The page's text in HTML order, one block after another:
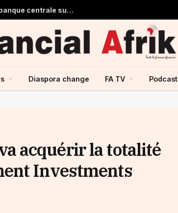
Ghana : 1,7 milliard de dollars de pertes pour la banque centrale sur ses achats d’or en 2025
Diaspora change FA TV Podcast
acquérir la totalité
Investments